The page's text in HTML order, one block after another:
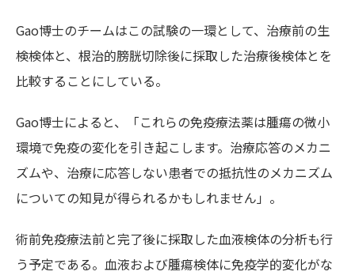
Gao博士のチームはこの試験の一環として、治療前の生
検検体と、根治的膀胱切除後に採取した治療後検体とを
比較することにしている。
Gao博士によると、「これらの免疫療法薬は腫瘍の微小
環境で免疫の変化を引き起こします。治療応答のメカニ
ズムや、治療に応答しない患者での抵抗性のメカニズム
についての知見が得られるかもしれません」。
術前免疫療法前と完了後に採取した血液検体の分析も行
う予定である。血液および腫瘍検体に免疫学的変化がな